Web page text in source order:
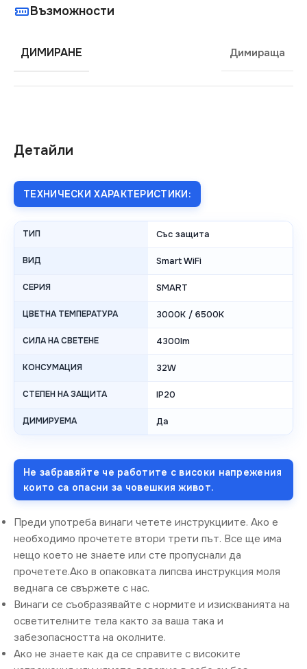
Детайли
ТЕХНИЧЕСКИ ХАРАКТЕРИСТИКИ:
ТИП Със защита
ВИД Smart WiFi
СЕРИЯ SMART
ЦВЕТНА ТЕМПЕРАТУРА 3000K / 6500K
СИЛА НА СВЕТЕНЕ 4300lm
КОНСУМАЦИЯ 32W
СТЕПЕН НА ЗАЩИТА IP20
ДИМИРУЕМА Да
Не забравяйте че работите с високи напрежения
които са опасни за човешкия живот.
Преди употреба винаги четете инструкциите. Ако е
необходимо прочетете втори трети път. Все ще има
нещо което не знаете или сте пропуснали да
прочетете.Ако в опаковката липсва инструкция моля
веднага се свържете с нас.
Винаги се съобразявайте с нормите и изискванията на
осветителните тела както за ваша така и
забезопасността на околните.
Ако не знаете как да се справите с високите
Възможности
ДИМИРАНЕ Димираща